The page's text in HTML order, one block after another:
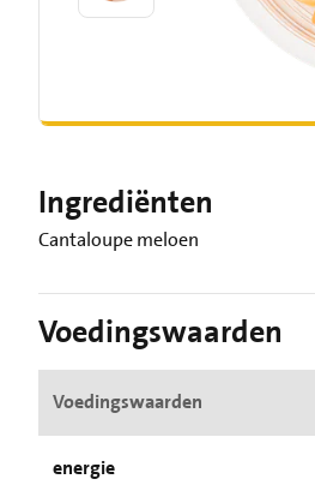
Ingrediënten
Cantaloupe meloen
Voedingswaarden
Voedingswaarden
energie